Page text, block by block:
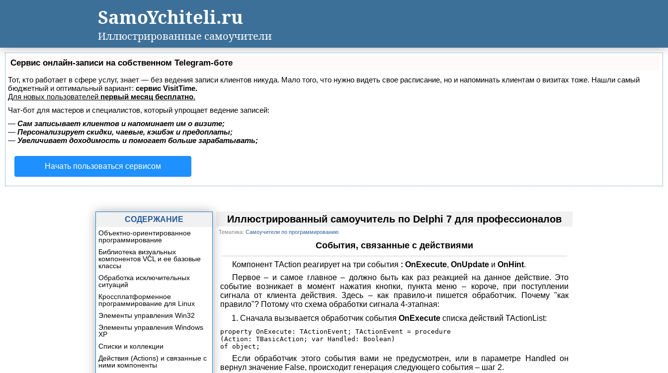
Сервис онлайн-записи на собственном Telegram-боте
Тот, кто работает в сфере услуг, знает — без ведения записи клиентов никуда. Мало того, что нужно видеть свое расписание, но и напоминать клиентам о визитах тоже. Нашли самый
бюджетный и оптимальный вариант: сервис VisitTime.
Для новых пользователей первый месяц бесплатно.
Чат-бот для мастеров и специалистов, который упрощает ведение записей:
— Сам записывает клиентов и напоминает им о визите;
— Персонализирует скидки, чаевые, кэшбэк и предоплаты;
— Увеличивает доходимость и помогает больше зарабатывать;
Начать пользоваться сервисом
Иллюстрированный самоучитель по Delphi 7 для профессионалов
Тематика: Самоучители по программированию
События, связанные с действиями
Компонент TAction реагирует на три события : OnExecute, OnUpdate и OnHint.
Первое – и самое главное – должно быть как раз реакцией на данное действие. Это
событие возникает в момент нажатия кнопки, пункта меню – короче, при поступлении
сигнала от клиента действия. Здесь – как правило-и пишется обработчик. Почему "как
правило"? Потому что схема обработки сигнала 4-этапная:
Сначала вызывается обработчик события OnExecute списка действий TActionList:
property OnExecute: TActionEvent; TActionEvent = procedure
(Action: TBasicAction; var Handled: Boolean)
Если обработчик этого события вами не предусмотрен, или в параметре Handled он
вернул значение False, происходит генерация следующего события – шаг 2.
СОДЕРЖАНИЕ
Объектно-ориентированное
программирование
Библиотека визуальных
компонентов VCL и ее базовые
классы
Обработка исключительных
ситуаций
Кроссплатформенное
программирование для Linux
Элементы управления Win32
Элементы управления Windows
XP
Списки и коллекции
Действия (Actions) и связанные с
ними компоненты
SamoYchiteli.ru
Иллюстрированные самоучители